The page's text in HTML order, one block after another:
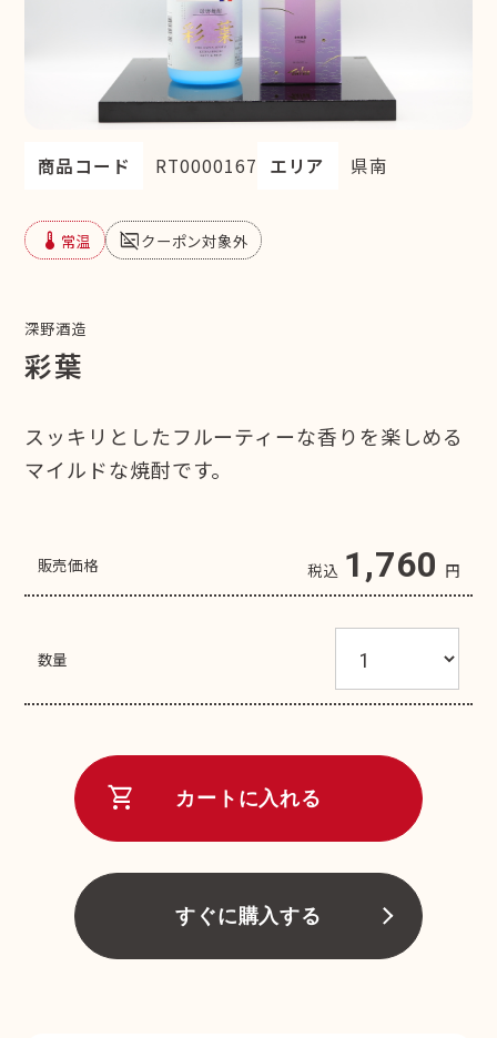
商品コード RT0000167 エリア 県南
device_thermostat 常温 subtitles_offクーポン対象外
深野酒造
彩葉
スッキリとしたフルーティーな香りを楽しめる
マイルドな焼酎です。
販売価格 税込 1,760 円
数量
shopping_cart カートに入れる
すぐに購入する